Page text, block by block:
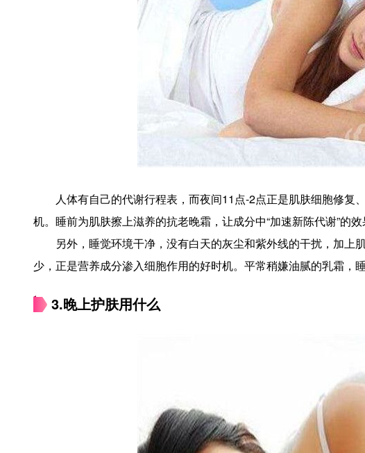
人体有自己的代谢行程表，而夜间11点-2点正是肌肤细胞修复
机。睡前为肌肤擦上滋养的抗老晚霜，让成分中“加速新陈代谢”的
另外，睡觉环境干净，没有白天的灰尘和紫外线的干扰，加上
少，正是营养成分渗入细胞作用的好时机。平常稍嫌油腻的乳霜，
3.晚上护肤用什么